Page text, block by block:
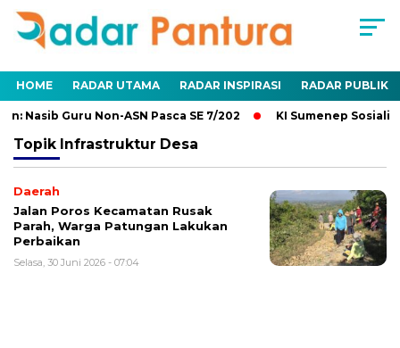
HOME RADAR UTAMA RADAR INSPIRASI RADAR PUBLIK
Nasib Guru Non-ASN Pasca SE 7/202 KI Sumenep
Topik Infrastruktur Desa
Daerah
Jalan Poros Kecamatan Rusak
Parah, Warga Patungan Lakukan
Perbaikan
Selasa, 30 Juni 2026 - 07:04